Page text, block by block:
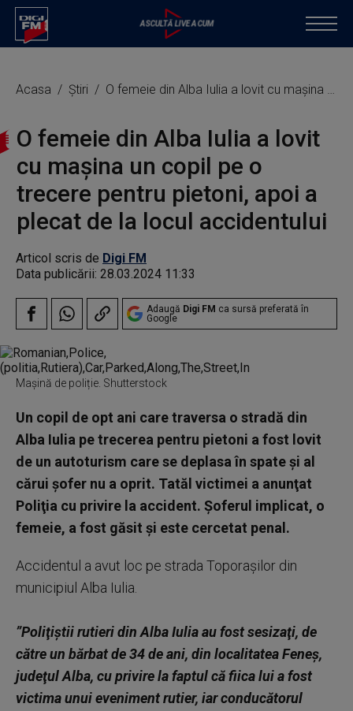
Acasa Știri O femeie din Alba Iulia a lovit cu maşina un copil pe o trecere pentru pietoni, apoi a plecat de la locul accidentului
O femeie din Alba Iulia a lovit
cu maşina un copil pe o
trecere pentru pietoni, apoi a
plecat de la locul accidentului
Articol scris de Digi FM
Data publicării: 28.03.2024 11:33
Adaugă Digi FM ca sursă preferată în
Google
Mașină de poliție. Shutterstock
Un copil de opt ani care traversa o stradă din
Alba Iulia pe trecerea pentru pietoni a fost lovit
de un autoturism care se deplasa în spate şi al
cărui şofer nu a oprit. Tatăl victimei a anunţat
Poliţia cu privire la accident. Şoferul implicat, o
femeie, a fost găsit şi este cercetat penal.
Accidentul a avut loc pe strada Toporaşilor din
municipiul Alba Iulia.
”Poliţiştii rutieri din Alba Iulia au fost sesizaţi, de
către un bărbat de 34 de ani, din localitatea Feneş,
judeţul Alba, cu privire la faptul că fiica lui a fost
victima unui eveniment rutier, iar conducătorul